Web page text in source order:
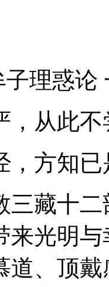
理惑论
从此不
方知已
藏十二
来光明
道、顶